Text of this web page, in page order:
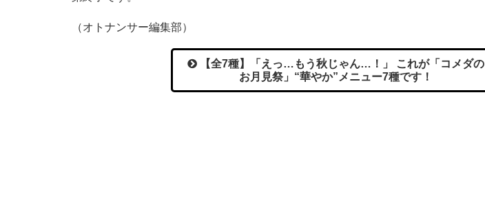
（オトナンサー編集部）
【全7種】「えっ…もう秋じゃん…！」 これが「コメダの
お月見祭」“華やか”メニュー7種です！